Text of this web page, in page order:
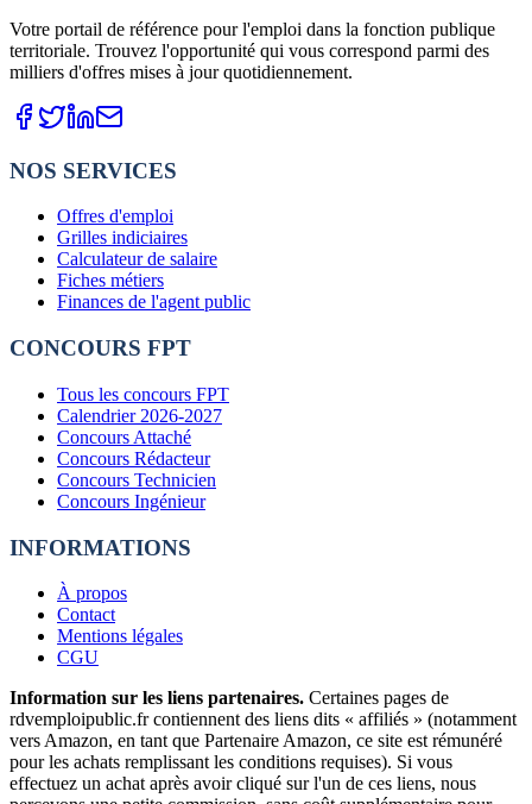
Votre portail de référence pour l'emploi dans la fonction publique
territoriale. Trouvez l'opportunité qui vous correspond parmi des
milliers d'offres mises à jour quotidiennement.
NOS SERVICES
Offres d'emploi
Grilles indiciaires
Calculateur de salaire
Fiches métiers
Finances de l'agent public
CONCOURS FPT
Tous les concours FPT
Calendrier 2026-2027
Concours Attaché
Concours Rédacteur
Concours Technicien
Concours Ingénieur
INFORMATIONS
À propos
Contact
Mentions légales
CGU
Information sur les liens partenaires. Certaines pages de
rdvemploipublic.fr contiennent des liens dits « affiliés » (notamment
vers Amazon, en tant que Partenaire Amazon, ce site est rémunéré
pour les achats remplissant les conditions requises). Si vous
effectuez un achat après avoir cliqué sur l'un de ces liens, nous